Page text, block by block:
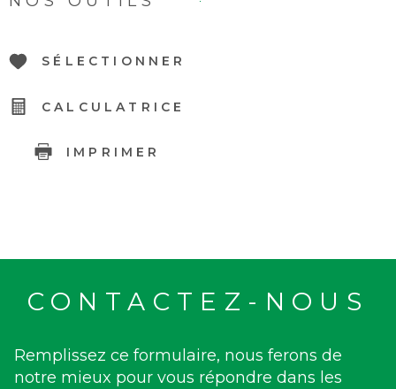
SÉLECTIONNER
CALCULATRICE
IMPRIMER
CONTACTEZ-NOUS
Remplissez ce formulaire, nous ferons de
notre mieux pour vous répondre dans les